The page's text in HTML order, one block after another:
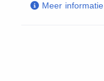
Meer informatie